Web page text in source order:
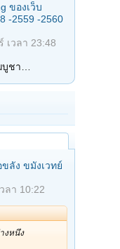
ของเว็บ
-2559 -2560
เวลา 23:48
ชา…
ลัง ขมังเวทย์
ลา 10:22
งหนึ่ง